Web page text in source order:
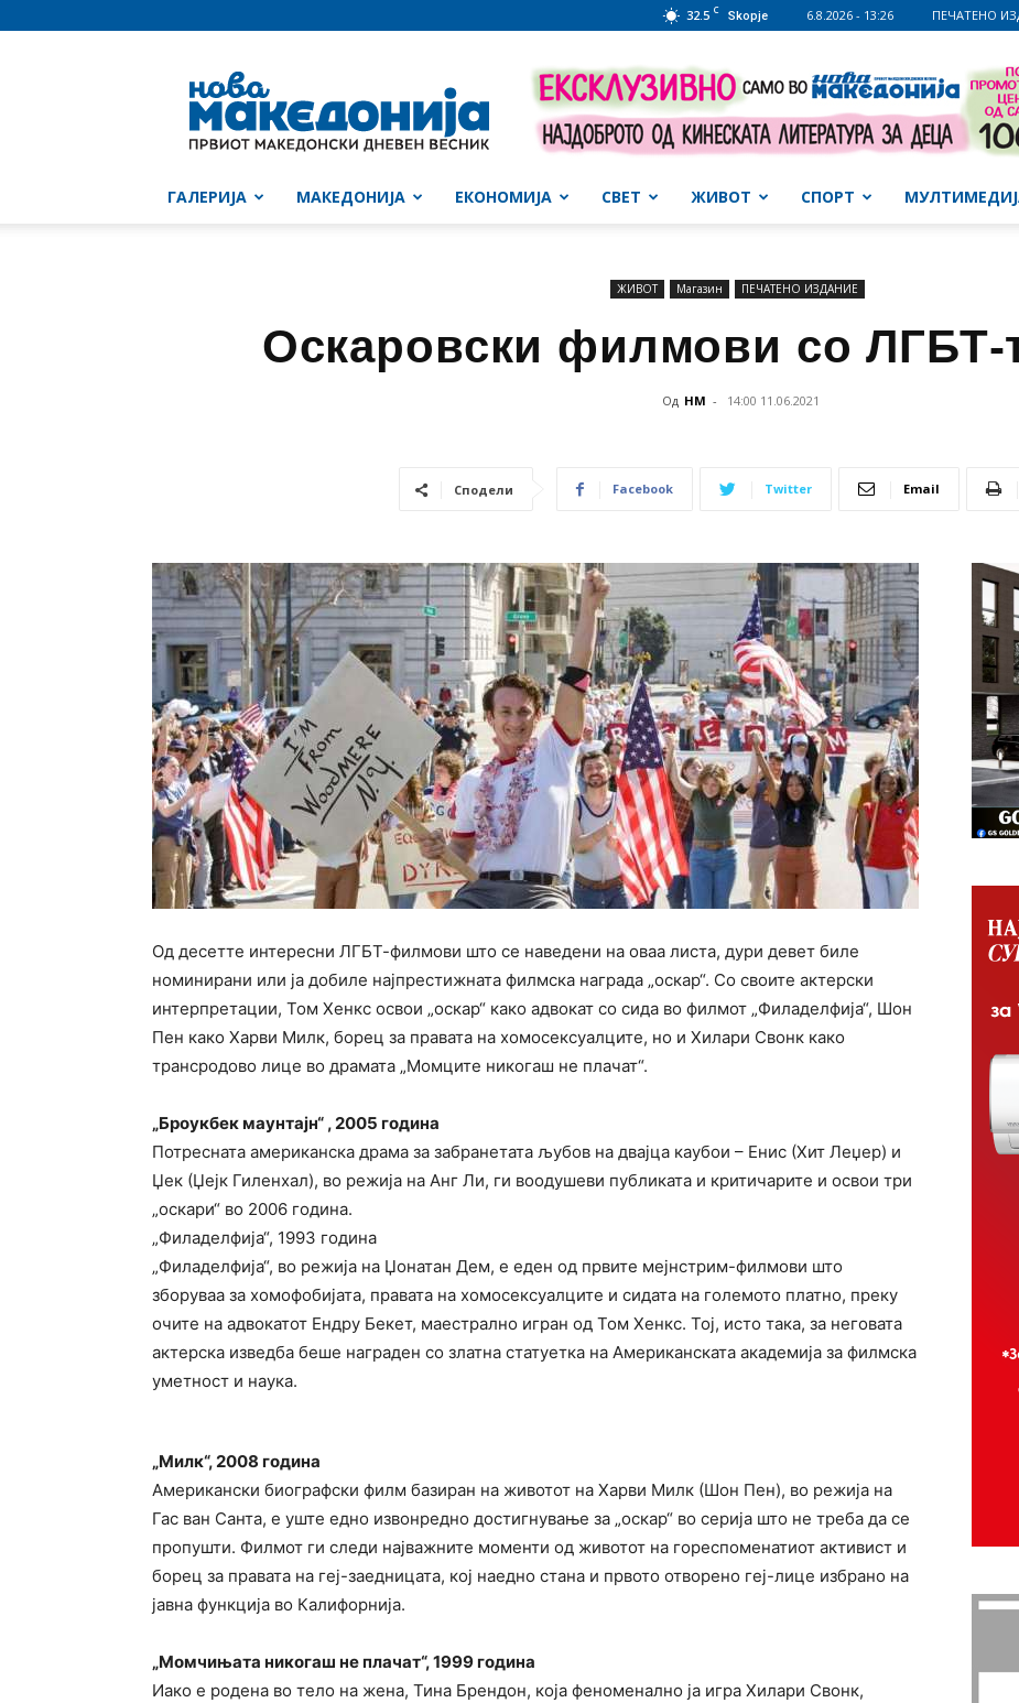
32.5 C Skopje 6.8.2026 - 13:26 ПЕЧАТЕНО
Македонија
ГАЛЕРИЈА МАКЕДОНИЈА ЕКОНОМИЈА СВЕТ ЖИВОТ СПОРТ
ЖИВОТ Магазин ПЕЧАТЕНО ИЗДАНИЕ
Оскаровски филмови со ЛГБТ-
Од НМ - 14:00 11.06.2021
Сподели Facebook Twitter Email
Од десетте интересни ЛГБТ-филмови што се наведени на оваа листа, дури девет биле
номинирани или ја добиле најпрестижната филмска награда „оскар“. Со своите актерски
интерпретации, Том Хенкс освои „оскар“ како адвокат со сида во филмот „Филаделфија“, Шон
Пен како Харви Милк, борец за правата на хомосексуалците, но и Хилари Свонк како
трансродово лице во драмата „Момците никогаш не плачат“.
„Броукбек маунтајн“ , 2005 година
Потресната американска драма за забранетата љубов на двајца каубои – Енис (Хит Леџер) и
Џек (Џејк Гиленхал), во режија на Анг Ли, ги воодушеви публиката и критичарите и освои три
„оскари“ во 2006 година.
„Филаделфија“, 1993 година
„Филаделфија“, во режија на Џонатан Дем, е еден од првите мејнстрим-филмови што
зборуваа за хомофобијата, правата на хомосексуалците и сидата на големото платно, преку
очите на адвокатот Ендру Бекет, маестрално игран од Том Хенкс. Тој, исто така, за неговата
актерска изведба беше награден со златна статуетка на Американската академија за филмска
уметност и наука.
„Милк“, 2008 година
Американски биографски филм базиран на животот на Харви Милк (Шон Пен), во режија на
Гас ван Санта, е уште едно извонредно достигнување за „оскар“ во серија што не треба да се
пропушти. Филмот ги следи најважните моменти од животот на гореспоменатиот активист и
борец за правата на геј-заедницата, кој наедно стана и првото отворено геј-лице избрано на
јавна функција во Калифорнија.
„Момчињата никогаш не плачат“, 1999 година
Иако е родена во тело на жена, Тина Брендон, која феноменално ја игра Хилари Свонк,